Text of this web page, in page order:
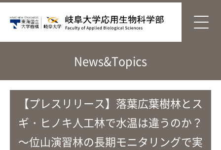
News&Topics
【プレスリリース】落葉広葉樹林とス
ギ・ヒノキ人工林で水温は違うのか？
～位山演習林の長期モニタリングで実